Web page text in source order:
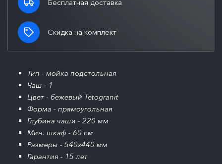
Бесплатная доставка
Скидка на комплект
Тип - мойка подстольная
Чаш - 1
Цвет - бежевый Tetogranit
Форма - прямоугольная
Глубина чаши - 220 мм
Мин. шкаф - 60 см
Размеры - 540x440 мм
Гарантия - 15 лет